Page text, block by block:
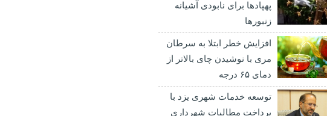
پهپادها برای نابودی آشیانه
زنبورها
افزایش خطر ابتلا به سرطان
مری با نوشیدن چای بالاتر از
دمای ۶۵ درجه
توسعه خدمات شهری یزد با
پرداخت مطالبات شهرداری